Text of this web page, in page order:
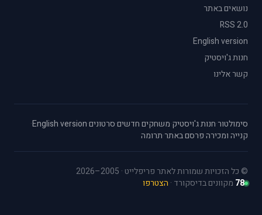
נושאים באתר
RSS 2.0
English version
חנות ג'ויסטיק
קשר אלינו
סימולטור·חנות ג'ויסטיק·משחקים חדשים·סרטונים·
English version
·
קנייה ומכירה·פרסם באתר·תרומה
© כל הזכויות שמורות לאתר פריפלייט · 2005–2026
78 מקוונים בדיסקורד · הצטרפו